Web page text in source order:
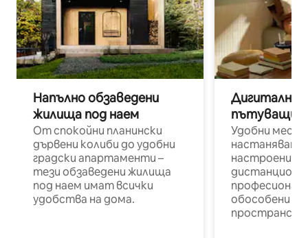
Напълно обзаведени
жилища под наем
От спокойни планински
дървени колиби до удобни
градски апартаменти –
тези обзаведени жилища
под наем имат всички
удобства на дома.
Дигитални
пътуващи
Удобни
настаняване
настроени и
обособени